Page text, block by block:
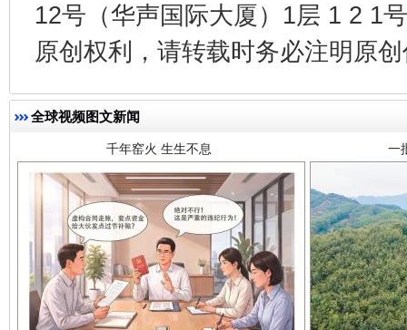
12号（华声国际大厦）1层 1 2 1
原创权利，请转载时务必注明原
全球视频图文新闻
千年窑火 生生不息 一
揭开“小金库”的免责幌子